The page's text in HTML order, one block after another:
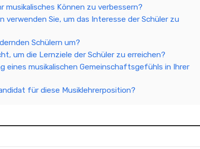
musikalisches Können zu verbessern?
verwenden Sie, um das Interesse der Schüler zu
Schülern um?
um die Lernziele der Schüler zu erreichen?
eines musikalischen Gemeinschaftsgefühls in Ihrer
für diese Musiklehrerposition?